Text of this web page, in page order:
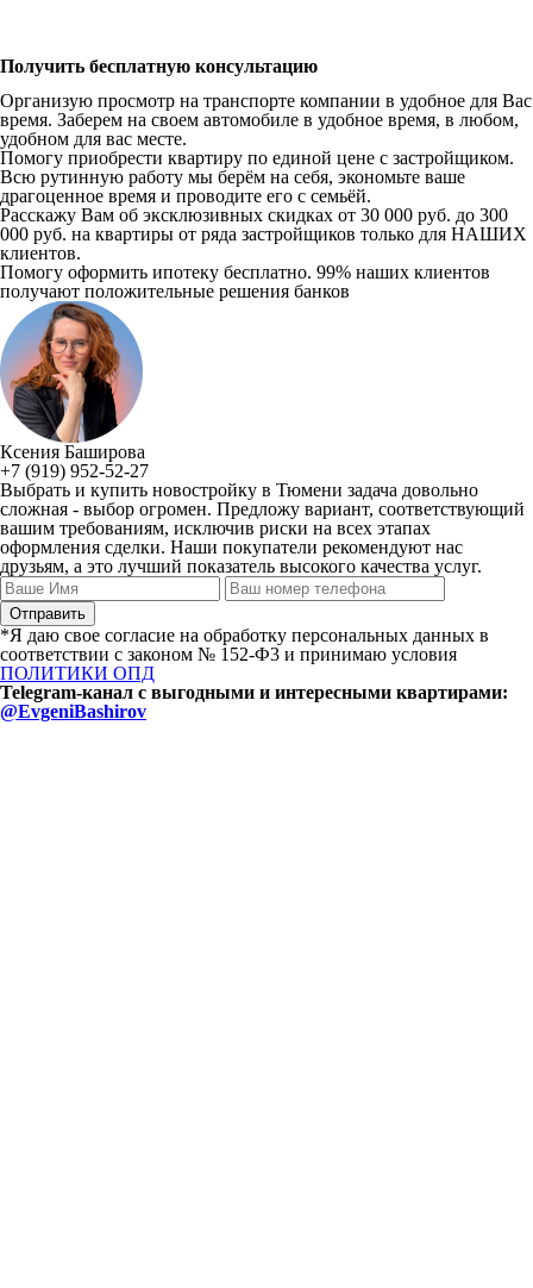
Получить бесплатную консультацию
Организую просмотр на транспорте компании в удобное для Вас
время. Заберем на своем автомобиле в удобное время, в любом,
удобном для вас месте.
Помогу приобрести квартиру по единой цене с застройщиком.
Всю рутинную работу мы берём на себя, экономьте ваше
драгоценное время и проводите его с семьёй.
Расскажу Вам об эксклюзивных скидках от 30 000 руб. до 300
000 руб. на квартиры от ряда застройщиков только для НАШИХ
клиентов.
Помогу оформить ипотеку бесплатно. 99% наших клиентов
получают положительные решения банков
Ксения Баширова
+7 (919) 952-52-27
Выбрать и купить новостройку в Тюмени задача довольно
сложная - выбор огромен. Предложу вариант, соответствующий
вашим требованиям, исключив риски на всех этапах
оформления сделки. Наши покупатели рекомендуют нас
друзьям, а это лучший показатель высокого качества услуг.
*Я даю свое согласие на обработку персональных данных в
соответствии с законом № 152-Ф3 и принимаю условия
ПОЛИТИКИ ОПД
Telegram-канал с выгодными и интересными квартирами:
@EvgeniBashirov